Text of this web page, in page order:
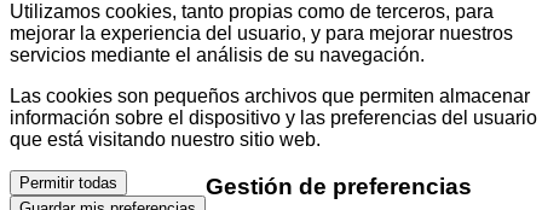
Utilizamos cookies, tanto propias como de terceros, para
mejorar la experiencia del usuario, y para mejorar nuestros
servicios mediante el análisis de su navegación.
Las cookies son pequeños archivos que permiten almacenar
información sobre el dispositivo y las preferencias del usuario
que está visitando nuestro sitio web.
Permitir todas
Gestión de preferencias